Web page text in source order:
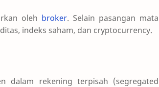
oleh broker. Selain pasangan mata
indeks saham, dan cryptocurrency.
dalam rekening terpisah (segregated